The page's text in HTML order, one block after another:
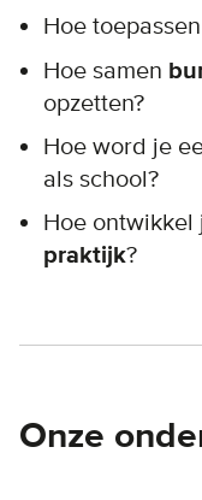
Hoe
Hoe samen
opzetten?
Hoe word je
als school?
Hoe ontwikkel
praktijk?
Onze